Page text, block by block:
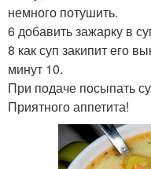
немного потушить.
6 добавить зажарку в
8 как суп закипит его
минут 10.
При подаче посыпать
Приятного аппетита!